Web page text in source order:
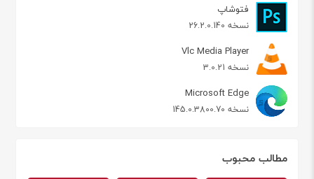
فتوشاپ
نسخه 26.2.0.140
Vlc Media Player
نسخه 3.0.21
Microsoft Edge
نسخه 145.0.3800.70
مطالب محبوب